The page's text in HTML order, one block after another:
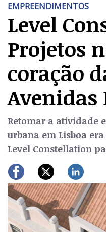
EMPREENDIMENTOS
Level
Projetos
coração
Avenidas
Retomar a atividade
urbana em Lisboa
Level Constellation